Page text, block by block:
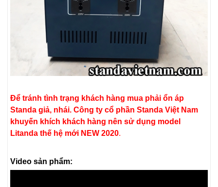
Để tránh tình trạng khách hàng mua phải ổn áp
Standa giả, nhái. Công ty cổ phần Standa Việt Nam
khuyến khích khách hàng nên sử dụng model
Litanda thế hệ mới NEW 2020.
Video sản phẩm: